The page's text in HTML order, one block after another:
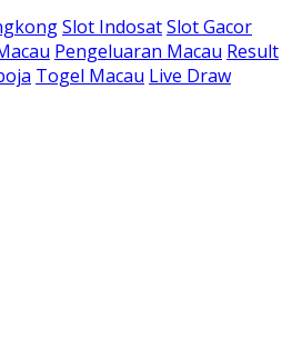
Slot IndosatSlot Gacor
Pengeluaran Macau Result
Togel Macau Live Draw